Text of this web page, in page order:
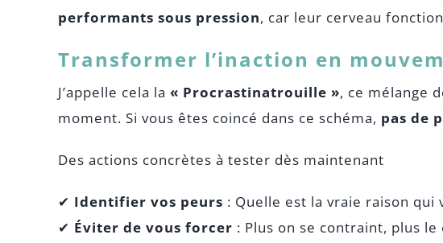
performants sous pression, car leur cerveau
Transformer l’inaction en
J’appelle cela la « Procrastinatrouille », ce mélange
moment. Si vous êtes coincé dans ce schéma, pas de
Des actions concrètes à tester dès maintenant
✔ Identifier vos peurs : Quelle est la vraie raison qui
✔ Éviter de vous forcer : Plus on se contraint, plus